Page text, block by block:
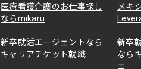
医療看護介護のお仕事探し
ならmikaru
メキ
新卒就活エージェントなら
キャリアチケット就職
新卒
なら
ェ